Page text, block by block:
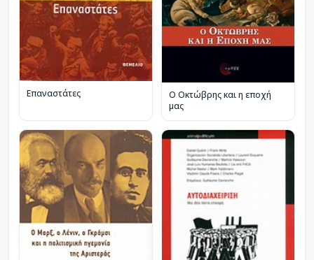
Επαναστάτες
Ο Οκτώβρης και η εποχή
μας